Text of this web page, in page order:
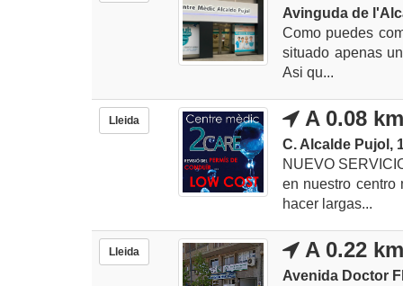
Avinguda de
Como puedes
situado apenas
Asi qu...
Lleida A 0.08
C. Alcalde Pujol,
NUEVO
en nuestro centro
hacer largas...
Lleida A 0.22
Avenida Doctor